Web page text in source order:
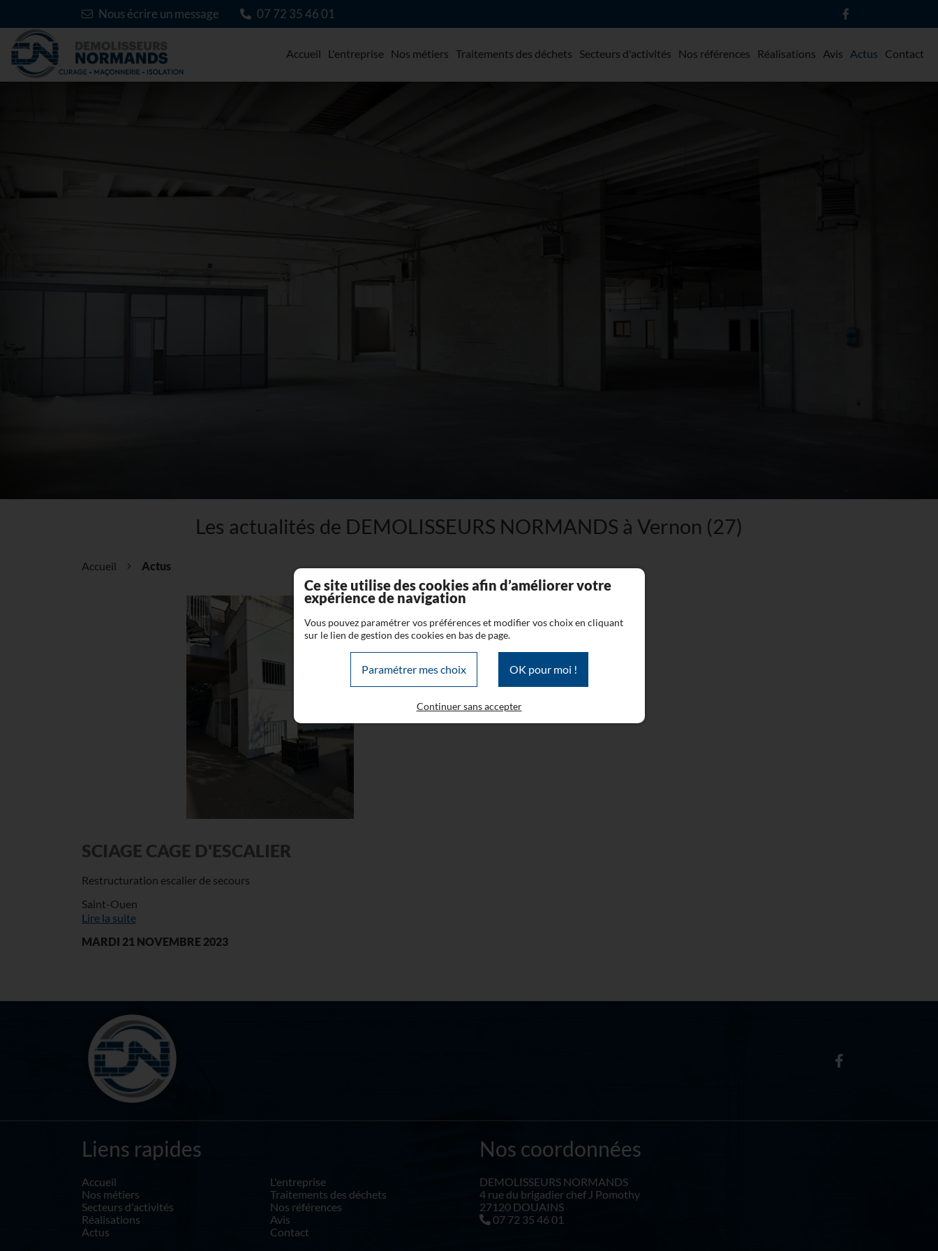
Nous écrire un message 07 72 35 46 01
Accueil L'entreprise Nos métiers Traitements des déchets Secteurs d'activités Nos références Réalisations Avis Actus Contact
Les actualités de DEMOLISSEURS NORMANDS à Vernon (27)
Accueil Actus
SCIAGE CAGE D'ESCALIER
Restructuration escalier de secours
Saint-Ouen
Lire la suite
MARDI 21 NOVEMBRE 2023
Liens rapides
Accueil
L'entreprise
Nos métiers
Traitements des déchets
Secteurs d'activités
Nos références
Réalisations
Avis
Actus
Contact
Nos coordonnées
DEMOLISSEURS NORMANDS
4 rue du brigadier chef J Pomothy
27120 DOUAINS
07 72 35 46 01
Ce site utilise des cookies afin d’améliorer votre
expérience de navigation
Vous pouvez paramétrer vos préférences et modifier vos choix en cliquant
sur le lien de gestion des cookies en bas de page.
Paramétrer mes choix OK pour moi !
Continuer sans accepter